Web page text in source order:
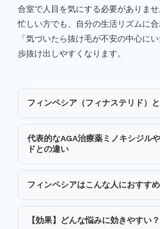
合室で人目を気にする必要がありませ
忙しい方でも、自分の生活リズムに合
「気づいたら抜け毛が不安の中心に
歩抜け出しやすくなります。
フィンペシア（フィナステリド）
代表的なAGA治療薬ミノキシジル
ドとの違い
フィンペシアはこんな人におすすめ
【効果】どんな悩みに効きやすい？